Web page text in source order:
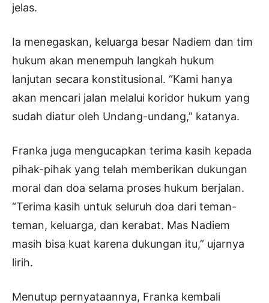
jelas.
Ia menegaskan, keluarga besar Nadiem dan tim
hukum akan menempuh langkah hukum
lanjutan secara konstitusional. “Kami hanya
akan mencari jalan melalui koridor hukum yang
sudah diatur oleh Undang-undang,” katanya.
Franka juga mengucapkan terima kasih kepada
pihak-pihak yang telah memberikan dukungan
moral dan doa selama proses hukum berjalan.
“Terima kasih untuk seluruh doa dari teman-
teman, keluarga, dan kerabat. Mas Nadiem
masih bisa kuat karena dukungan itu,” ujarnya
lirih.
Menutup pernyataannya, Franka kembali